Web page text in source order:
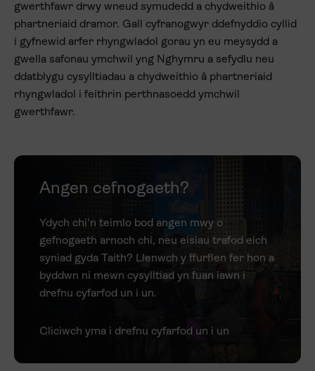
gwerthfawr drwy wneud symudedd a chydweithio â
phartneriaid dramor. Gall cyfranogwyr ddefnyddio cyllid
i gyfnewid arfer rhyngwladol gorau yn eu meysydd a
gwella safonau ymchwil yng Nghymru a sefydlu neu
ddatblygu cysylltiadau a chydweithio â phartneriaid
rhyngwladol i feithrin perthnasoedd ymchwil
gwerthfawr.
Angen cefnogaeth?
Ydych chi'n teimlo bod angen mwy o
gefnogaeth arnoch chi, neu eisiau trafod eich
syniad gyda Taith? Llenwch y ffurflen fer hon a
byddwn ni mewn cysylltiad yn fuan iawn i
drefnu cyfarfod un i un.
Cliciwch yma i drefnu cyfarfod un i un